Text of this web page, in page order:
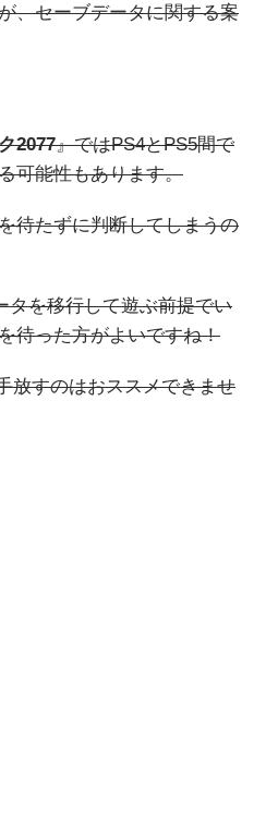
、セーブデータに関する案
2077』ではPS4とPS5間で
可能性もあります。
待たずに判断してしまうの
タを移行して遊ぶ前提でい
待った方がよいですね！
放すのはおススメできませ